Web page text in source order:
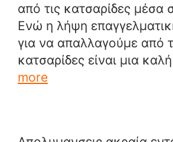
από τις κατσαρίδες μέσα
Ενώ η λήψη
για να απαλλαγούμε από
κατσαρίδες είναι μια
more